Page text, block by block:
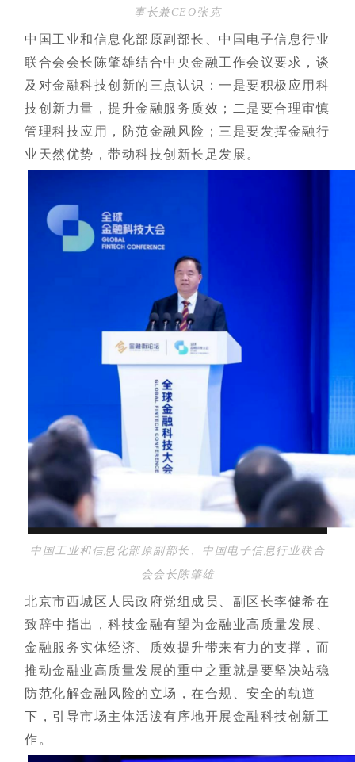
事长兼CEO张克
中国工业和信息化部原副部长、中国电子信息行业
联合会会长陈肇雄结合中央金融工作会议要求，谈
及对金融科技创新的三点认识：一是要积极应用科
技创新力量，提升金融服务质效；二是要合理审慎
管理科技应用，防范金融风险；三是要发挥金融行
业天然优势，带动科技创新长足发展。
中国工业和信息化部 原副部长、中国电 子信息行业联合
会会长陈肇雄
北京市西城区人民政府党组成员、副区长李健希在
致辞中指出，科技金融有望为金融业高质量发展、
金融服务实体经济、质效提升带来有力的支撑，而
推动金融业高质量发展的重中之重就是要坚决站稳
防范化解金融风险的立场，在合规、安全的轨道
下，引导市场主体活泼有序地开展金融科技创新工
作。